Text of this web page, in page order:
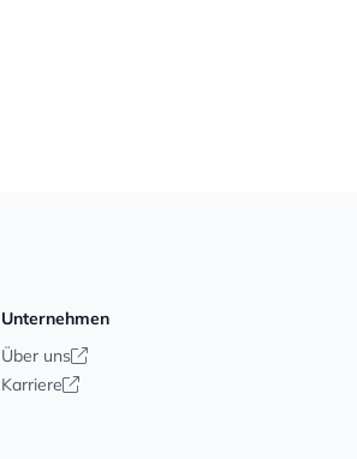
Unternehmen
Über uns
Karriere